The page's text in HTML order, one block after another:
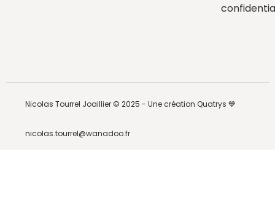
Nicolas Tourrel Joaillier © 2025 - Une création Quatrys 💙
nicolas.tourrel@wanadoo.fr